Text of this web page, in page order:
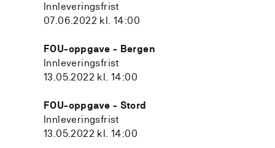
Innleveringsfrist
07.06.2022 kl. 14:00
FOU-oppgave - Bergen
Innleveringsfrist
13.05.2022 kl. 14:00
FOU-oppgave - Stord
Innleveringsfrist
13.05.2022 kl. 14:00